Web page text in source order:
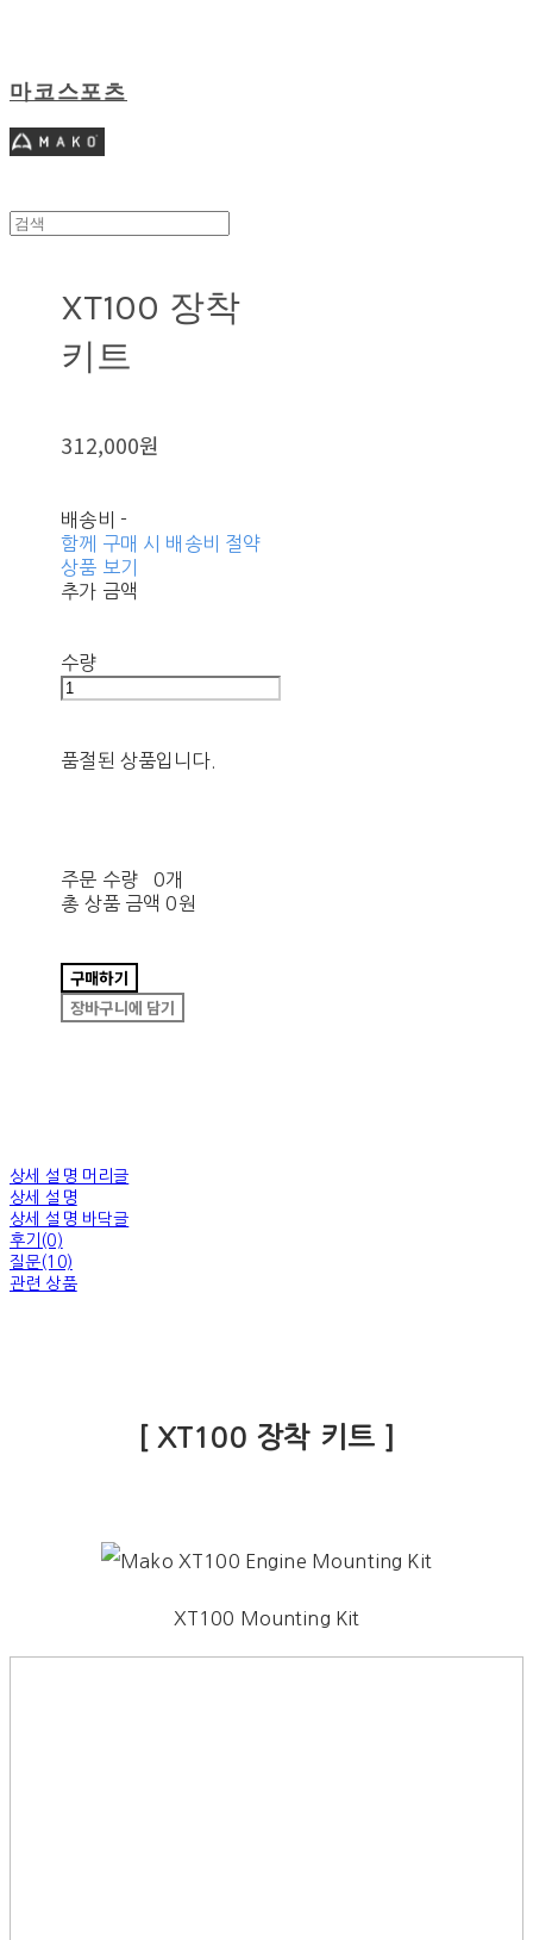
마코스포츠
XT100 장착
키트
312,000원
배송비 -
함께 구매 시 배송비 절약
상품 보기
추가 금액
수량
품절된 상품입니다.
주문 수량
0개
총 상품 금액 0원
구매하기
장바구니에 담기
상세 설명 머리글
상세 설명
상세 설명 바닥글
후기(0)
질문(10)
관련 상품
[ XT100 장착 키트 ]
XT100 Mounting Kit